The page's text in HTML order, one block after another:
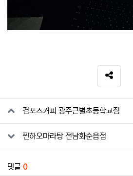
SNS
관련자료컴포즈커피 광주큰별초등학교점
찐하오마라탕 전남화순읍점
댓글 0